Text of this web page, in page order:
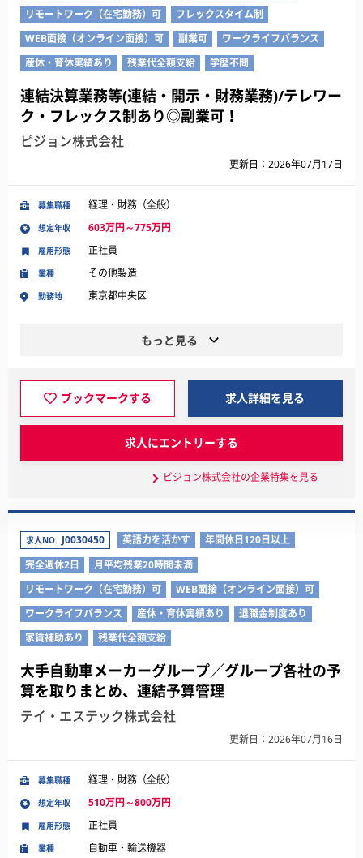
リモートワーク（在宅勤務）可
フレックスタイム制
WEB面接（オンライン面接）可
副業可
ワークライフバランス
産休・育休実績あり
残業代全額支給 学歴不問
連結決算業務等(連結・開示・財務業務)/テレワー
ク・フレックス制あり◎副業可！
ピジョン株式会社
更新日：2026年07月17日
募集職種 経理・財務（全般）
想定年収 603万円～775万円
業種 その他製造
勤務地 東京都中央区
雇用形態 正社員
もっと見る
ブックマークする 求人詳細を見る
求人にエントリーする
ピジョン株式会社の企業特集を見る
求人NO. J0030450 英語力を活かす
年間休日120日以上
完全週休2日
月平均残業20時間未満
リモートワーク（在宅勤務）可
WEB面接（オンライン面接）可
ワークライフバランス
産休・育休実績あり
退職金制度あり
家賃補助あり
残業代全額支給
大手自動車メーカーグループ／グループ各社の予
算を取りまとめ、連結予算管理
テイ・エステック株式会社
更新日：2026年07月16日
募集職種 経理・財務（全般）
想定年収 510万円～800万円
業種 自動車・輸送機器
雇用形態 正社員